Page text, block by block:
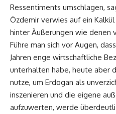
Ressentiments umschlagen,
Özdemir verwies auf ein
hinter Äußerungen wie denen
Führe man sich vor Augen,
Jahren enge wirtschaftliche
unterhalten habe, heute aber
nutze, um Erdogan als
inszenieren und die eigene
aufzuwerten, werde